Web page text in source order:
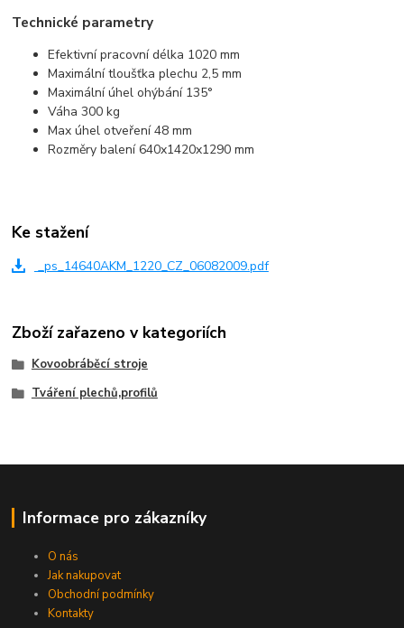
Technické parametry
Efektivní pracovní délka 1020 mm
Maximální tloušťka plechu 2,5 mm
Maximální úhel ohýbání 135°
Váha 300 kg
Max úhel otveření 48 mm
Rozměry balení 640x1420x1290 mm
Ke stažení
_ps_14640AKM_1220_CZ_06082009.pdf
Zboží zařazeno v kategoriích
Kovoobráběcí stroje
Tváření plechů,profilů
Informace pro zákazníky
O nás
Jak nakupovat
Obchodní podmínky
Kontakty